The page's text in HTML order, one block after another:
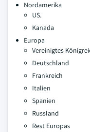
Nordamerika
US.
Kanada
Europa
Vereinigtes
Deutschland
Frankreich
Italien
Spanien
Russland
Rest Europas